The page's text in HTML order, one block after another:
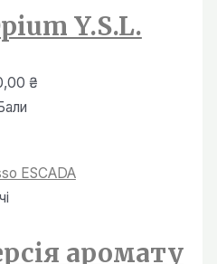
Y.S.L.
₴Діапазон
до
аромату